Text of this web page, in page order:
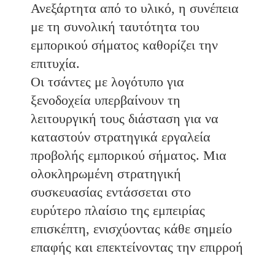
Ανεξάρτητα από το υλικό, η συνέπεια
με τη συνολική ταυτότητα του
εμπορικού σήματος καθορίζει την
επιτυχία.
Οι τσάντες με λογότυπο για
ξενοδοχεία υπερβαίνουν τη
λειτουργική τους διάσταση για να
καταστούν στρατηγικά εργαλεία
προβολής εμπορικού σήματος. Μια
ολοκληρωμένη στρατηγική
συσκευασίας εντάσσεται στο
ευρύτερο πλαίσιο της εμπειρίας
επισκέπτη, ενισχύοντας κάθε σημείο
επαφής και επεκτείνοντας την επιρροή